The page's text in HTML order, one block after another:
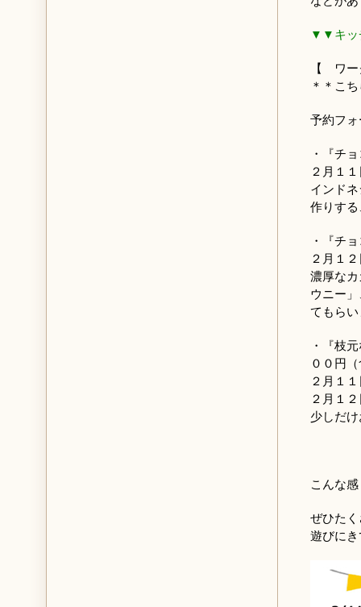
▼▼キッ
【 ワ
＊＊こ
予約フ
・『チ
２月１
インド
作りす
・『チ
２月１
濃厚な
ウニー
てもら
・『枝
００円
２月１
２月１
少しだ
こんな
ぜひた
遊びに